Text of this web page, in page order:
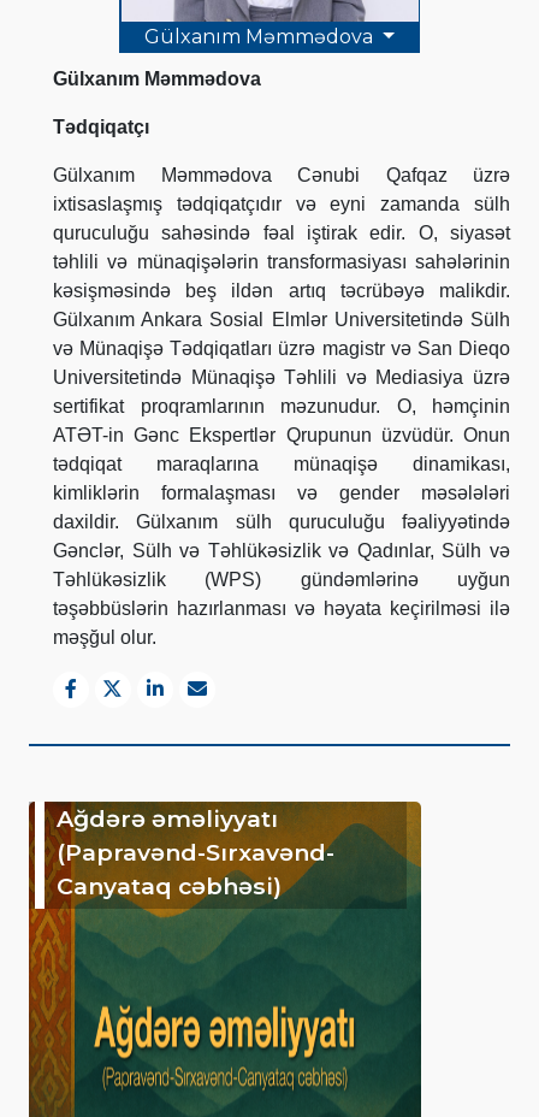
Gülxanım Məmmədova
Gülxanım Məmmədova
Tədqiqatçı
Gülxanım Məmmədova Cənubi Qafqaz üzrə
ixtisaslaşmış tədqiqatçıdır və eyni zamanda sülh
quruculuğu sahəsində fəal iştirak edir. O, siyasət
təhlili və münaqişələrin transformasiyası sahələrinin
kəsişməsində beş ildən artıq təcrübəyə malikdir.
Gülxanım Ankara Sosial Elmlər Universitetində Sülh
və Münaqişə Tədqiqatları üzrə magistr və San Dieqo
Universitetində Münaqişə Təhlili və Mediasiya üzrə
sertifikat proqramlarının məzunudur. O, həmçinin
ATƏT-in Gənc Ekspertlər Qrupunun üzvüdür. Onun
tədqiqat maraqlarına münaqişə dinamikası,
kimliklərin formalaşması və gender məsələləri
daxildir. Gülxanım sülh quruculuğu fəaliyyətində
Gənclər, Sülh və Təhlükəsizlik və Qadınlar, Sülh və
Təhlükəsizlik (WPS) gündəmlərinə uyğun
təşəbbüslərin hazırlanması və həyata keçirilməsi ilə
məşğul olur.
Ağdərə əməliyyatı
(Papravənd-Sırxavənd-
Canyataq cəbhəsi)